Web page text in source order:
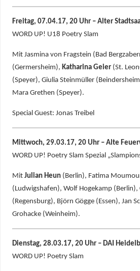
Freitag, 07.04.17, 20 Uhr – Alter
WORD UP! U18 Poetry Slam
Mit Jasmina von Fragstein (Bad
(Germersheim), Katharina Geier(St.
(Speyer), Giulia Steinmüller
Mara Grethen (Speyer).
Special Guest: Jonas Treibel
Mittwoch, 29.03.17, 20 Uhr – Alte
WORD UP! Poetry Slam Spezial
Mit Julian Heun(Berlin), Fatima
(Ludwigshafen), Wolf Hogekamp (Berlin),
(Regensburg), Björn Gögge (Essen), Jan
Grohacke (Weinheim).
Dienstag, 28.03.17, 20 Uhr – DAI
WORD UP! Poetry Slam